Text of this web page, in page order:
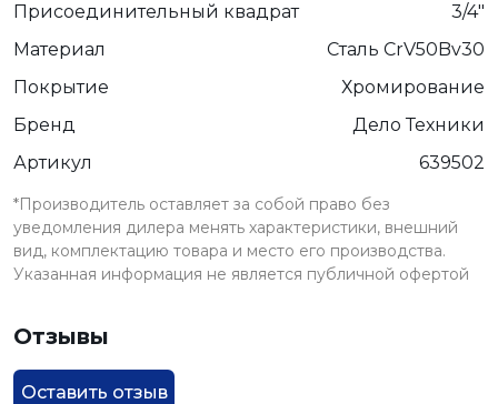
Присоединительный квадрат
3/4"
Материал
Сталь CrV50Bv30
Покрытие
Хромирование
Бренд
Дело Техники
Артикул
639502
*Производитель оставляет за собой право без
уведомления дилера менять характеристики, внешний
вид, комплектацию товара и место его производства.
Указанная информация не является публичной офертой
Отзывы
Оставить отзыв